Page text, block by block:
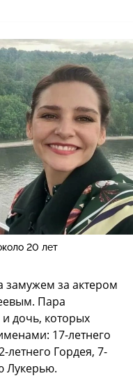
20 лет
за актером
Пара
дочь, которых
17-летнего
летнего Гордея, 7-
Лукерью.